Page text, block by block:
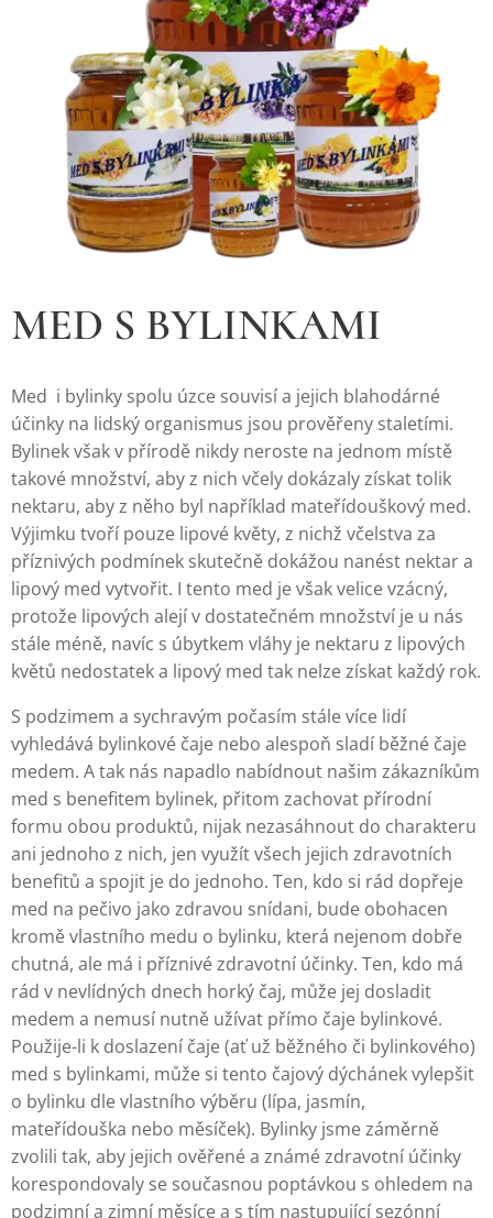
MED S BYLINKAMI
Med i bylinky spolu úzce souvisí a jejich blahodárné
účinky na lidský organismus jsou prověřeny staletími.
Bylinek však v přírodě nikdy neroste na jednom místě
takové množství, aby z nich včely dokázaly získat tolik
nektaru, aby z něho byl například mateřídouškový med.
Výjimku tvoří pouze lipové květy, z nichž včelstva za
příznivých podmínek skutečně dokážou nanést nektar a
lipový med vytvořit. I tento med je však velice vzácný,
protože lipových alejí v dostatečném množství je u nás
stále méně, navíc s úbytkem vláhy je nektaru z lipových
květů nedostatek a lipový med tak nelze získat každý rok.
S podzimem a sychravým počasím stále více lidí
vyhledává bylinkové čaje nebo alespoň sladí běžné čaje
medem. A tak nás napadlo nabídnout našim zákazníkům
med s benefitem bylinek, přitom zachovat přírodní
formu obou produktů, nijak nezasáhnout do charakteru
ani jednoho z nich, jen využít všech jejich zdravotních
benefitů a spojit je do jednoho. Ten, kdo si rád dopřeje
med na pečivo jako zdravou snídani, bude obohacen
kromě vlastního medu o bylinku, která nejenom dobře
chutná, ale má i příznivé zdravotní účinky. Ten, kdo má
rád v nevlídných dnech horký čaj, může jej dosladit
medem a nemusí nutně užívat přímo čaje bylinkové.
Použije-li k doslazení čaje (ať už běžného či bylinkového)
med s bylinkami, může si tento čajový dýchánek vylepšit
o bylinku dle vlastního výběru (lípa, jasmín,
mateřídouška nebo měsíček). Bylinky jsme záměrně
zvolili tak, aby jejich ověřené a známé zdravotní účinky
korespondovaly se současnou poptávkou s ohledem na
podzimní a zimní měsíce a s tím nastupující sezónní